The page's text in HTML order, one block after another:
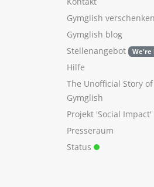
Gymglish verschenken
Gymglish blog
Stellenangebot
We're
Hilfe
The Unofficial Story of
Gymglish
Projekt 'Social Impact'
Presseraum
Status